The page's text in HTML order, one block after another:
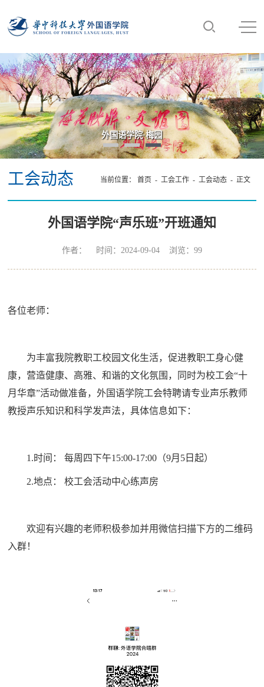
外国语学院·梅园
工会动态 当前位置： 首页 - 工会工作 - 工会动态- 正文
外国语学院“声乐班”开班通知
作者： 时间：2024-09-04 浏览： 99
各位老师：
为丰富我院教职工校园文化生活，促进教职工身心健
康，营造健康、高雅、和谐的文化氛围，同时为校工会“十
月华章”活动做准备，外国语学院工会特聘请专业声乐教师
教授声乐知识和科学发声法，具体信息如下：
1.时间： 每周四下午15:00-17:00 （9月 5 日起）
2.地点： 校工会活动中心练声房
欢迎有兴趣的老师积极参加并用微信扫描下方的二维码
入群！